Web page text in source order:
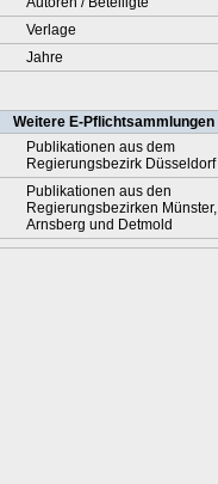
Verlage
Jahre
Weitere E-Pflichtsammlungen
Publikationen aus dem
Regierungsbezirk Düsseldorf
Publikationen aus den
Regierungsbezirken Münster,
Arnsberg und Detmold